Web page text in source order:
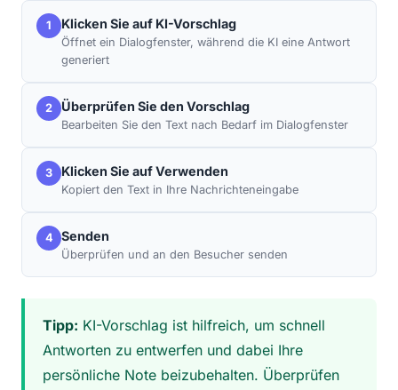
1 Klicken Sie auf KI-Vorschlag
Öffnet ein Dialogfenster, während die KI eine Antwort
generiert
2 Überprüfen Sie den Vorschlag
Bearbeiten Sie den Text nach Bedarf im Dialogfenster
3 Klicken Sie auf Verwenden
Kopiert den Text in Ihre Nachrichteneingabe
4 Senden
Überprüfen und an den Besucher senden
Tipp: KI-Vorschlag ist hilfreich, um schnell
Antworten zu entwerfen und dabei Ihre
persönliche Note beizubehalten. Überprüfen